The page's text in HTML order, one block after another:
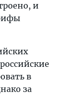
и
в
за